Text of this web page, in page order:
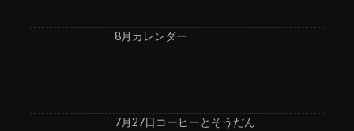
8月カレンダー
7月27日コーヒーとそうだん